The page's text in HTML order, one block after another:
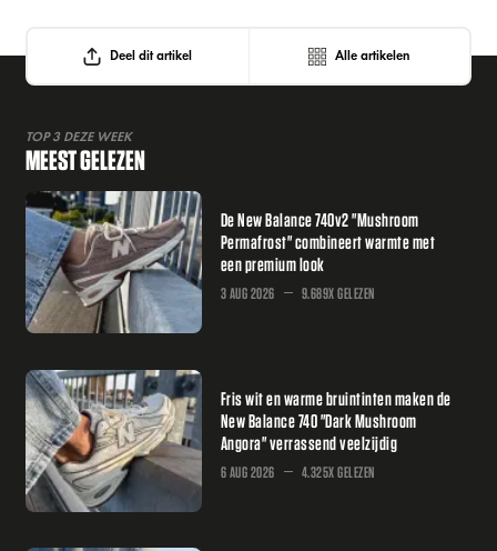
Deel dit artikel Alle artikelen
TOP 3 DEZE WEEK
MEEST GELEZEN
De New Balance 740v2 "Mushroom
Permafrost" combineert warmte met
een premium look
3 AUG 2026 9.689X GELEZEN
Fris wit en warme bruintinten maken de
New Balance 740 "Dark Mushroom
Angora" verrassend veelzijdig
6 AUG 2026 4.325X GELEZEN